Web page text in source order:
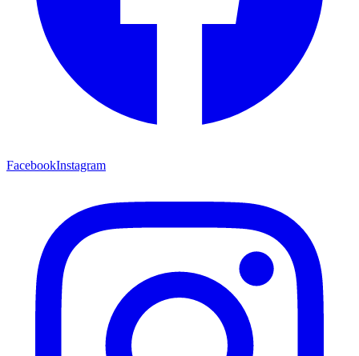
FacebookInstagram